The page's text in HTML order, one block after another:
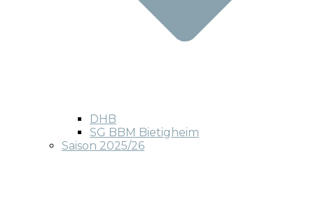
DHB
SG BBM Bietigheim
Saison 2025/26